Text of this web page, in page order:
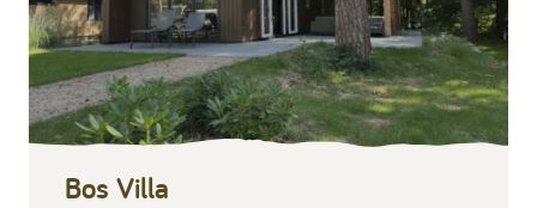
Bos Villa